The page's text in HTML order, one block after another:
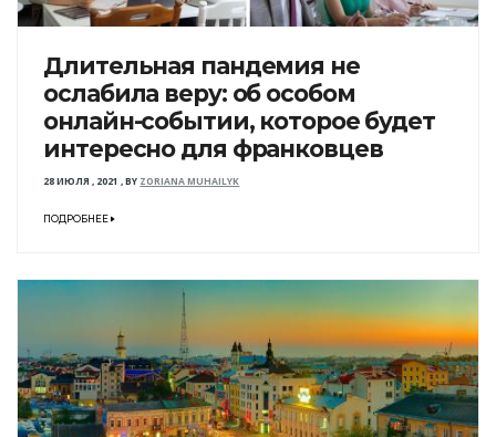
Длительная пандемия не
ослабила веру: об особом
онлайн-событии, которое будет
интересно для франковцев
28 ИЮЛЯ , 2021 ,BY ZORIANA MUHAILYK
ПОДРОБНЕЕ